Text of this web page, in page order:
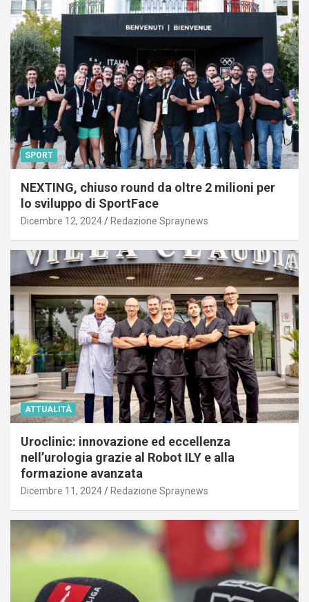
SPORT
NEXTING, chiuso round da oltre 2 milioni per
lo sviluppo di SportFace
Dicembre 12, 2024 Redazione Spraynews
ATTUALITÀ
Uroclinic: innovazione ed eccellenza
nell’urologia grazie al Robot ILY e alla
formazione avanzata
Dicembre 11, 2024 Redazione Spraynews